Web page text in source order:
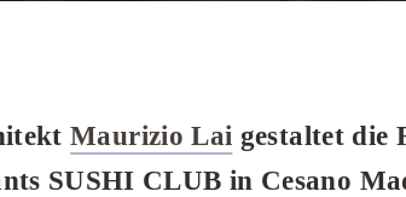
Maurizio Lai gestaltet die
SUSHI CLUB in Cesano